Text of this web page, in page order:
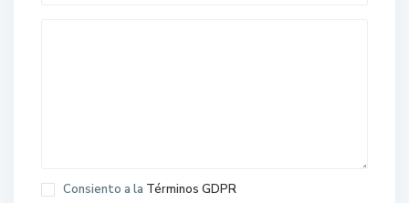
Consiento a la Términos GDPR